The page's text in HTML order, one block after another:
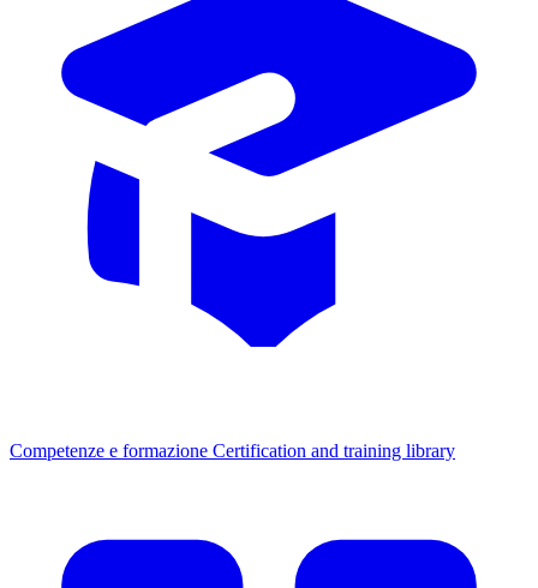
Competenze e formazione Certification and training library